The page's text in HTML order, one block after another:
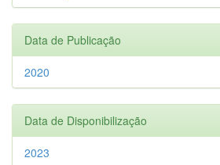
Data de Publicação
2020
Data de Disponibilização
2023